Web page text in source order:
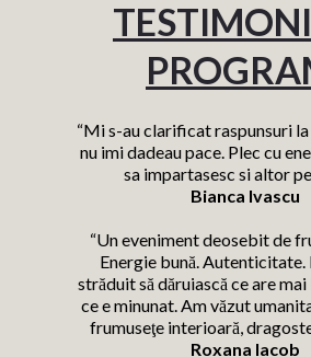
“Mi s-au clarificat raspunsuri
nu imi dadeau pace. Plec cu
sa impartasesc si altor
Bianca Ivascu
“Un eveniment deosebit de
Energie bună. Autenticitate.
străduit să dăruiască ce are mai
ce e minunat. Am văzut
frumuseţe interioară,
Roxana Iacob